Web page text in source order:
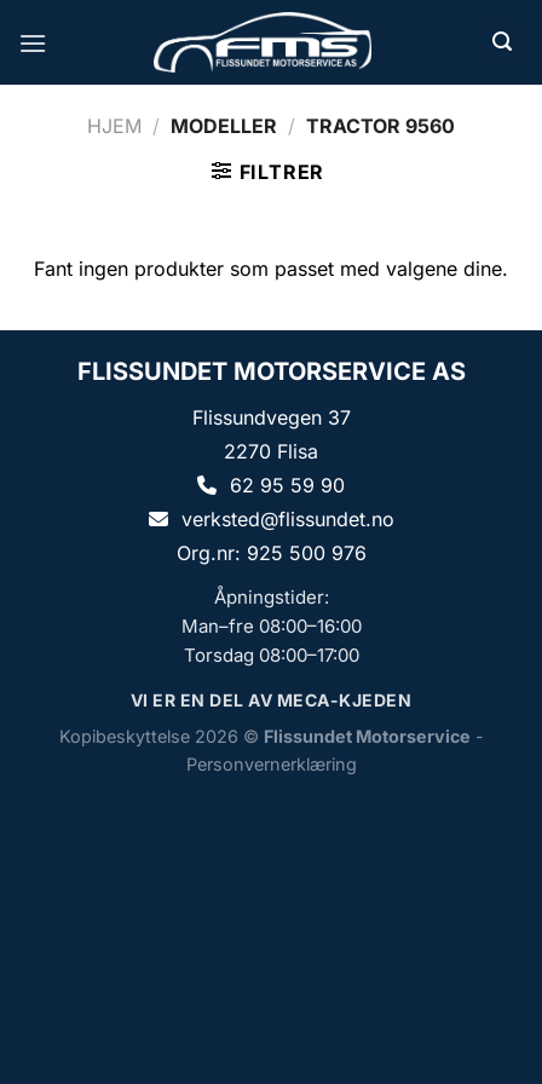
HJEM / MODELLER / TRACTOR 9560
FILTRER
Fant ingen produkter som passet med valgene dine.
FLISSUNDET MOTORSERVICE AS
Flissundvegen 37
2270 Flisa
62 95 59 90
verksted@flissundet.no
Org.nr: 925 500 976
Åpningstider:
Man–fre 08:00–16:00
Torsdag 08:00–17:00
VI ER EN DEL AV MECA-KJEDEN
Kopibeskyttelse 2026 © Flissundet Motorservice -
Personvernerklæring